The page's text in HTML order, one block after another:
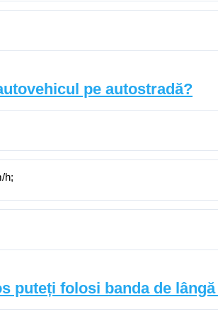
pe autostradă?
h;
puteți folosi banda de